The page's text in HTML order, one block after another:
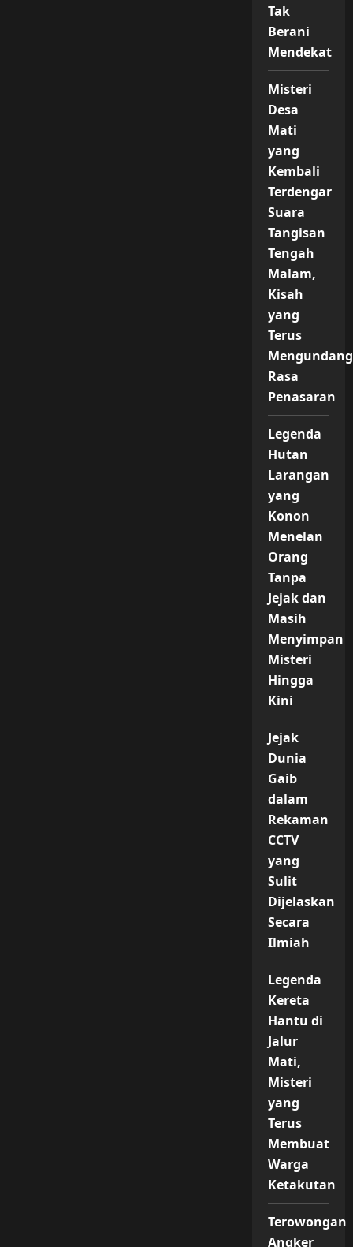
Tak
Berani
Mendekat
Misteri
Desa
Mati
yang
Kembali
Terdengar
Suara
Tangisan
Tengah
Malam,
Kisah
yang
Terus
Mengundang
Rasa
Penasaran
Legenda
Hutan
Larangan
yang
Konon
Menelan
Orang
Tanpa
Jejak dan
Masih
Menyimpan
Misteri
Hingga
Kini
Jejak
Dunia
Gaib
dalam
Rekaman
CCTV
yang
Sulit
Dijelaskan
Secara
Ilmiah
Legenda
Kereta
Hantu di
Jalur
Mati,
Misteri
yang
Terus
Membuat
Warga
Ketakutan
Terowongan
Angker